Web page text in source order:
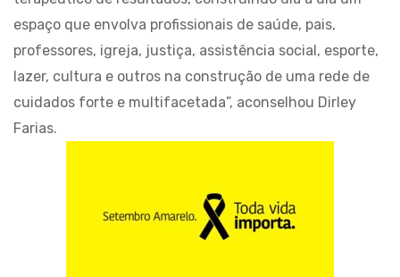
espaço que envolva profissionais de saúde, pais,
professores, igreja, justiça, assistência social, esporte,
lazer, cultura e outros na construção de uma rede de
cuidados forte e multifacetada”, aconselhou Dirley
Farias.